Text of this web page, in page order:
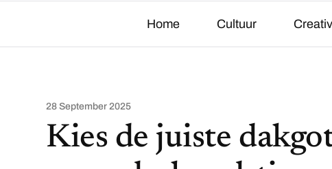
Home Cultuur
28 September 2025
Kies de juiste